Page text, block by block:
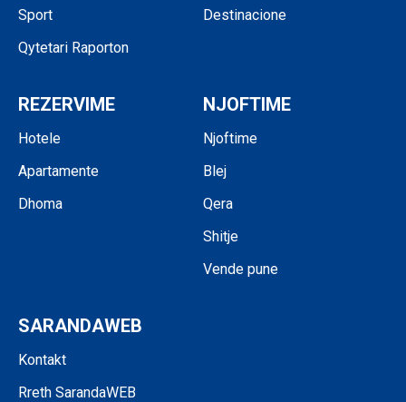
Sport
Qytetari Raporton
Destinacione
REZERVIME
Hotele
Apartamente
Dhoma
NJOFTIME
Njoftime
Blej
Qera
Shitje
Vende pune
SARANDAWEB
Kontakt
Rreth SarandaWEB